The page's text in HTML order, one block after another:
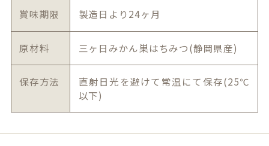
賞味期限 製造日より24ヶ月
原材料 三ヶ日みかん巣はちみつ(静岡県産)
保存方法
直射日光を避けて常温にて保存(25℃
以下)